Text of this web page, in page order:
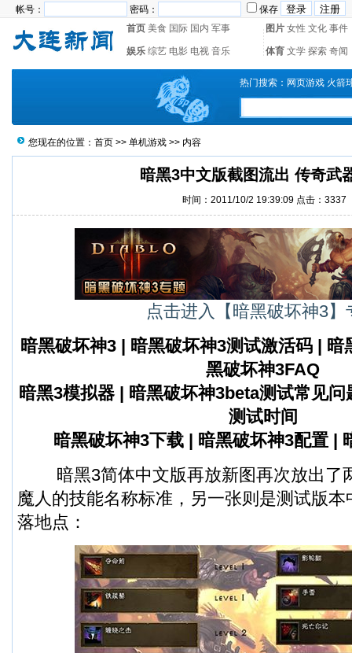
帐号： 密码：
保存
首页 美食 国际 国内 军事 图片 女性 文化 事件
娱乐 综艺 电影 电视 音乐 体育 文学 探索 奇闻
热门搜索： 网页游戏 火箭
您现在的位置： 首页 >> 单机游戏 >> 内容
暗黑3中文版截图流出 传奇武
时间：2011/10/2 19:39:09 点击：3337
点击进入【暗黑破坏神3】
暗黑破坏神3| 暗黑破坏神3测试激活码| 暗
黑破坏神3FAQ
暗黑3模拟器| 暗黑破坏神3beta测试常见问
测试时间
暗黑破坏神3下载| 暗黑破坏神3配置|
暗黑3简体中文版再放新图再次放出了
魔人的技能名称标准，另一张则是测试版
落地点：